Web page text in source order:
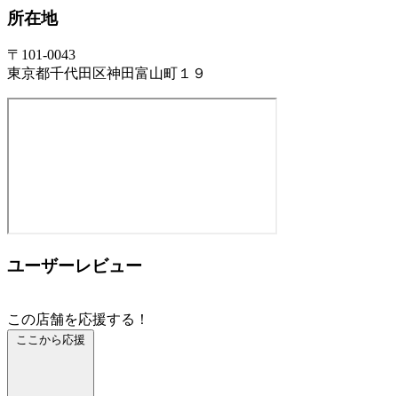
所在地
〒101-0043
東京都千代田区神田富山町１９
ユーザーレビュー
この店舗を応援する！
ここから応援